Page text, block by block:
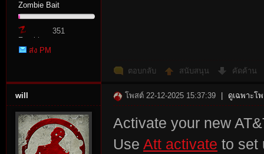
Zombie Bait
Zombie
Point
351
ส่ง PM
ตอบกลับ สนับสนุน คัดค้าน
will โพสต์ 22-12-2025 15:37:39 ดูเฉพาะโ
Activate your new
Use Att activate to set